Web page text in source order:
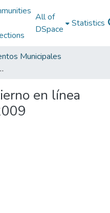
All of
DSpace
Statistics
Municipales
Santander 2009
en línea